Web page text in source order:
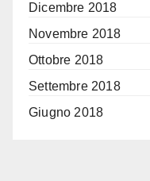
Dicembre 2018
Novembre 2018
Ottobre 2018
Settembre 2018
Giugno 2018